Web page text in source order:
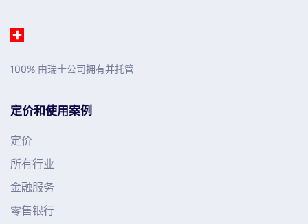
100% 由瑞士公司拥有并托管
定价和使用案例
定价
所有行业
金融服务
零售银行